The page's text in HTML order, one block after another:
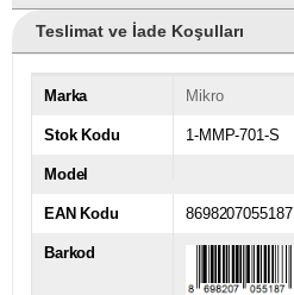
Teslimat ve İade Koşulları
Marka Mikro
Stok Kodu 1-MMP-701-S
Model
EAN Kodu 8698207055187
Barkod